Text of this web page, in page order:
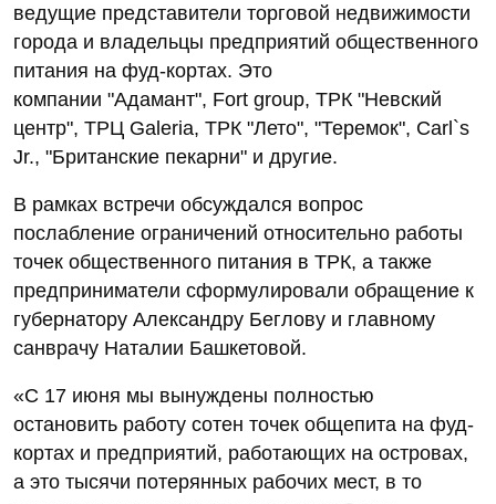
ведущие представители торговой недвижимости
города и владельцы предприятий общественного
питания на фуд-кортах. Это
компании "Адамант", Fort group, ТРК "Невский
центр", ТРЦ Galeria, ТРК "Лето", "Теремок", Carl`s
Jr., "Британские пекарни" и другие.
В рамках встречи обсуждался вопрос
послабление ограничений относительно работы
точек общественного питания в ТРК, а также
предприниматели сформулировали обращение к
губернатору Александру Беглову и главному
санврачу Наталии Башкетовой.
«С 17 июня мы вынуждены полностью
остановить работу сотен точек общепита на фуд-
кортах и предприятий, работающих на островах,
а это тысячи потерянных рабочих мест, в то